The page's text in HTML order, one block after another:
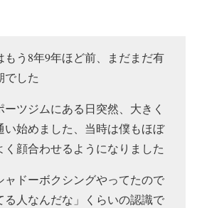
う8年9年ほど前、まだまだ有
でした
ツジムにある日突然、大きく
い始めました、当時は僕もほぼ
顔合わせるようになりました
ャドーボクシングやってたので
る人なんだな」くらいの認識で